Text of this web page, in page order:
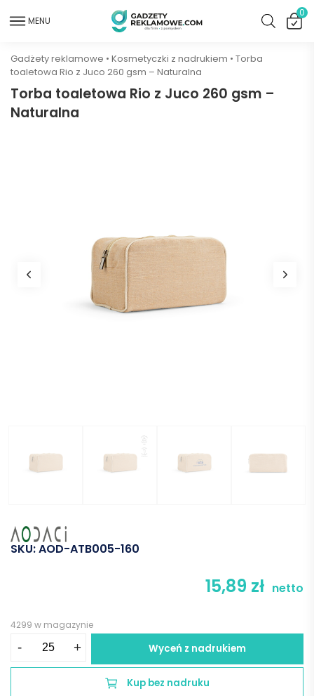
MENU
0
Gadżety reklamowe • Kosmetyczki z nadrukiem • Torba
toaletowa Rio z Juco 260 gsm – Naturalna
Torba toaletowa Rio z Juco 260 gsm –
Naturalna
SKU:AOD-ATB005-160
15,89 zł netto
4299 w magazynie
- + Wyceń z nadrukiem
Kup bez nadruku